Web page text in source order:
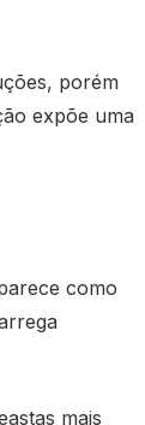
porém
expõe uma
como
mais